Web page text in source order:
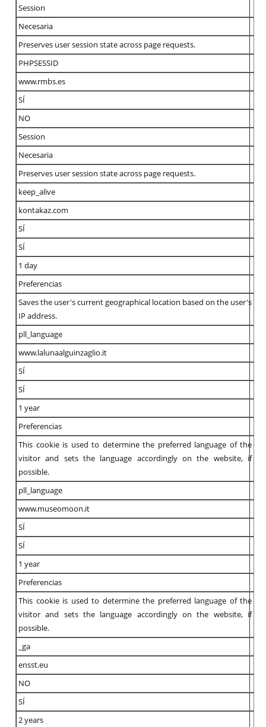
Session
Necesaria
Preserves user session state across page requests.
PHPSESSID
www.rmbs.es
SÍ
NO
Session
Necesaria
Preserves user session state across page requests.
keep_alive
kontakaz.com
SÍ
SÍ
1 day
Preferencias
Saves the user's current geographical location based on the user's
IP address.
pll_language
www.lalunaalguinzaglio.it
SÍ
SÍ
1 year
Preferencias
This cookie is used to determine the preferred language of the
visitor and sets the language accordingly on the website, if
possible.
pll_language
www.museomoon.it
SÍ
SÍ
1 year
Preferencias
This cookie is used to determine the preferred language of the
visitor and sets the language accordingly on the website, if
possible.
_ga
ensst.eu
NO
SÍ
2 years